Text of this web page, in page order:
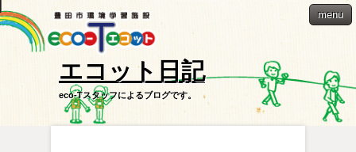
menu
エコット日記
eco-Tスタッフによるブログです。